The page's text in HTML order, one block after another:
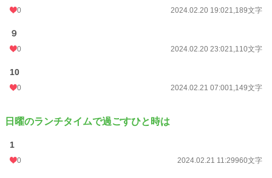
0 2024.02.20 19:021,189文字
９
0 2024.02.20 23:021,110文字
10
0 2024.02.21 07:001,149文字
日曜のランチタイムで過ごすひと時は
1
0 2024.02.21 11:29960文字